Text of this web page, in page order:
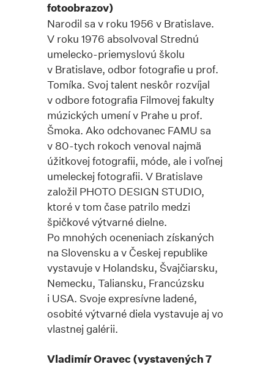
fotoobrazov)
Narodil sa v roku 1956 v Bratislave.
V roku 1976 absolvoval Strednú
umelecko-priemyslovú školu
v Bratislave, odbor fotografie u prof.
Tomíka. Svoj talent neskôr rozvíjal
v odbore fotografia Filmovej fakulty
múzických umení v Prahe u prof.
Šmoka. Ako odchovanec FAMU sa
v 80-tych rokoch venoval najmä
úžitkovej fotografii, móde, ale i voľnej
umeleckej fotografii. V Bratislave
založil PHOTO DESIGN STUDIO,
ktoré v tom čase patrilo medzi
špičkové výtvarné dielne.
Po mnohých oceneniach získaných
na Slovensku a v Českej republike
vystavuje v Holandsku, Švajčiarsku,
Nemecku, Taliansku, Francúzsku
i USA. Svoje expresívne ladené,
osobité výtvarné diela vystavuje aj vo
vlastnej galérii.
Vladimír Oravec (vystavených 7